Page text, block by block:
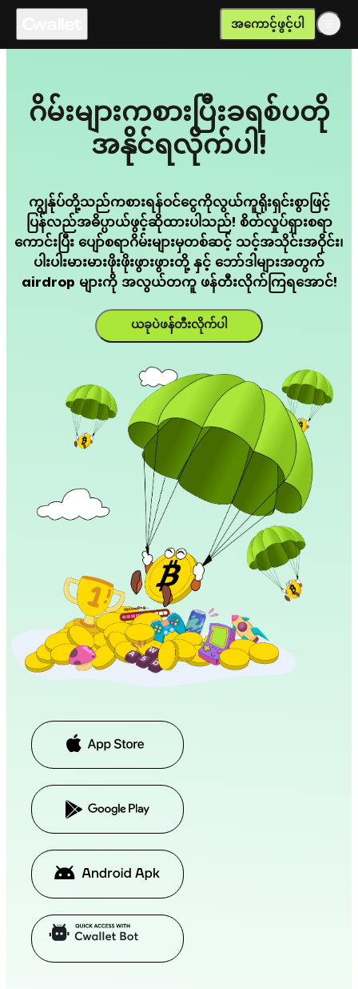
အကောင့်ဖွင့်ပါ
ဂိမ်းများကစားပြီးခရစ်ပတို
အနိုင်ရလိုက်ပါ!
ကျွန်ုပ်တို့သည်ကစားရန်ဝင်ငွေကိုလွယ်ကူရိုးရှင်းစွာဖြင့်
ပြန်လည်အဓိပ္ပာယ်ဖွင့်ဆိုထားပါသည်! စိတ်လှုပ်ရှားစရာ
ကောင်းပြီး ပျော်စရာဂိမ်းများမှတစ်ဆင့် သင့်အသိုင်းအဝိုင်း၊
ပါးပါးမားမားဖိုးဖိုးဖွားဖွားတို့ နှင့် ဘော်ဒါများအတွက်
airdrop များကို အလွယ်တကူ ဖန်တီးလိုက်ကြရအောင်!
ယခုပဲဖန်တီးလိုက်ပါ